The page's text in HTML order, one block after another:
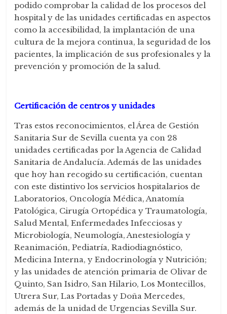
podido comprobar la calidad de los procesos del
hospital y de las unidades certificadas en aspectos
como la accesibilidad, la implantación de una
cultura de la mejora continua, la seguridad de los
pacientes, la implicación de sus profesionales y la
prevención y promoción de la salud.
Certificación de centros y unidades
Tras estos reconocimientos, el Área de Gestión
Sanitaria Sur de Sevilla cuenta ya con 28
unidades certificadas por la Agencia de Calidad
Sanitaria de Andalucía. Además de las unidades
que hoy han recogido su certificación, cuentan
con este distintivo los servicios hospitalarios de
Laboratorios, Oncología Médica, Anatomía
Patológica, Cirugía Ortopédica y Traumatología,
Salud Mental, Enfermedades Infecciosas y
Microbiología, Neumología, Anestesiología y
Reanimación, Pediatría, Radiodiagnóstico,
Medicina Interna, y Endocrinología y Nutrición;
y las unidades de atención primaria de Olivar de
Quinto, San Isidro, San Hilario, Los Montecillos,
Utrera Sur, Las Portadas y Doña Mercedes,
además de la unidad de Urgencias Sevilla Sur.